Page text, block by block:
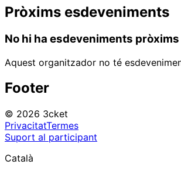
Pròxims esdeveniments
No hi ha esdeveniments pròxims
Aquest organitzador no té
Footer
© 2026 3cket
PrivacitatTermes
Suport al participant
Català